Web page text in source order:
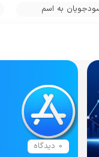
به اسم
0 دیدگاه